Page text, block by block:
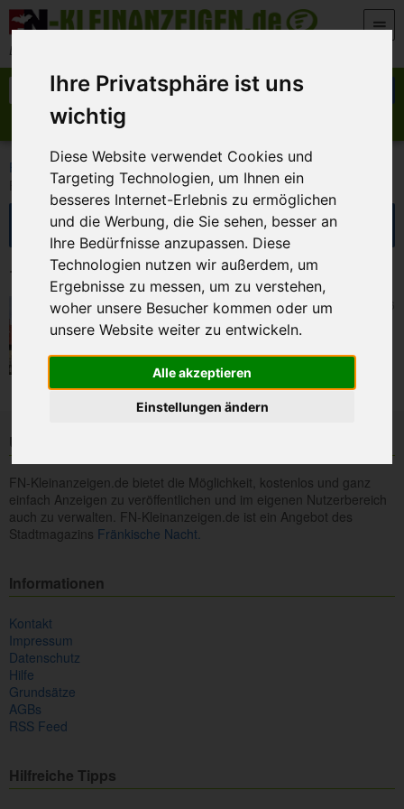
Ihre Privatsphäre ist uns
wichtig
Diese Website verwendet Cookies und
Targeting Technologien, um Ihnen ein
besseres Internet-Erlebnis zu ermöglichen
und die Werbung, die Sie sehen, besser an
Ihre Bedürfnisse anzupassen. Diese
Technologien nutzen wir außerdem, um
Ergebnisse zu messen, um zu verstehen,
woher unsere Besucher kommen oder um
unsere Website weiter zu entwickeln.
Alle akzeptieren
Einstellungen ändern
Zum Inhalt springen
Der beste Platz für deine kostenlose Anzeige
Suche nach:
Anzeige aufgeben
FN-Kleinanzeigen>Immobilienmarkt>Mietimmobilien
Ferienwohnungen
Suche eingrenzen
1 Kleinanzeigen in Ferienwohnungen
Berlin 6. August 2026
Urlaub in Balatonlelle / Zenit Ungarn
Über uns
FN-Kleinanzeigen.de bietet die Möglichkeit, kostenlos und ganz
einfach Anzeigen zu veröffentlichen und im eigenen Nutzerbereich
auch zu verwalten. FN-Kleinanzeigen.de ist ein Angebot des
Stadtmagazins Fränkische Nacht.
Informationen
Kontakt
Impressum
Datenschutz
Hilfe
Grundsätze
AGBs
RSS Feed
Hilfreiche Tipps